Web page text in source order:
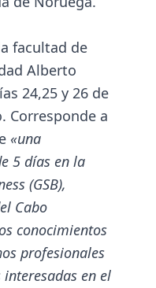
facultad de
Alberto
24,25 y 26 de
Corresponde a
«una
5 días en la
(GSB),
Cabo
conocimientos
profesionales
en el